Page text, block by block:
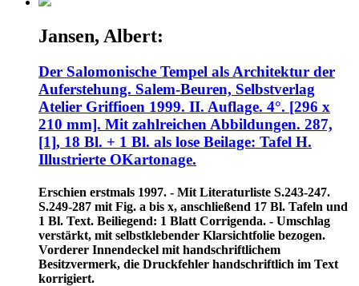
Jansen, Albert:
Der Salomonische Tempel als Architektur der
Auferstehung. Salem-Beuren, Selbstverlag
Atelier Griffioen 1999. II. Auflage. 4°. [296 x
210 mm]. Mit zahlreichen Abbildungen. 287,
[1], 18 Bl. + 1 Bl. als lose Beilage: Tafel H.
Illustrierte OKartonage.
Erschien erstmals 1997. - Mit Literaturliste S.243-247.
S.249-287 mit Fig. a bis x, anschließend 17 Bl. Tafeln und
1 Bl. Text. Beiliegend: 1 Blatt Corrigenda. - Umschlag
verstärkt, mit selbstklebender Klarsichtfolie bezogen.
Vorderer Innendeckel mit handschriftlichem
Besitzvermerk, die Druckfehler handschriftlich im Text
korrigiert.